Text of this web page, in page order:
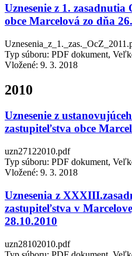
Uznesenie z 1.
obce Marcelová zo dňa
Typ súboru: PDF dokument,
Vložené: 9. 3. 2018
2010
Uznesenie z
zastupiteľstva obce
uzn27122010.pdf
Typ súboru: PDF dokument,
Vložené: 9. 3. 2018
Uznesenia z
zastupiteľstva v
28.10.2010
uzn28102010.pdf